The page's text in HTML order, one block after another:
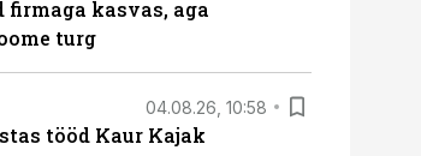
firmaga kasvas, aga
turg
04.08.26, 10:58
tööd Kaur Kajak